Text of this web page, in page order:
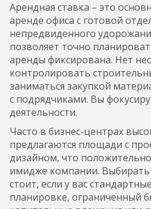
Арендная ставка – это
аренде офиса с готовой
непредвиденного
позволяет точно
аренды фиксирована. Нет
контролировать
заниматься закупкой
с подрядчиками. Вы
деятельности.
Часто в бизнес-центрах
предлагаются площади с
дизайном, что положительно
имидже компании.
стоит, если у вас
планировке, ограниченный